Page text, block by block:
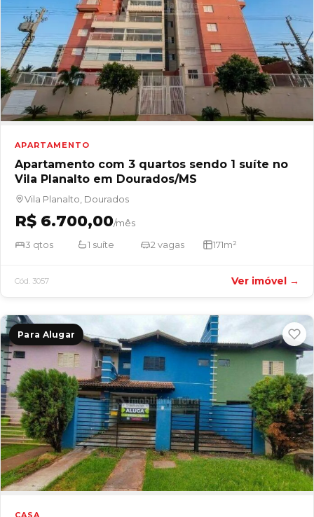
APARTAMENTO
Apartamento com 3 quartos sendo 1 suíte no
Vila Planalto em Dourados/MS
Vila Planalto, Dourados
R$ 6.700,00/mês
3 qtos
1 suíte 2 vagas 171m²
Cód. 3057 Ver imóvel →
Para Alugar
CASA